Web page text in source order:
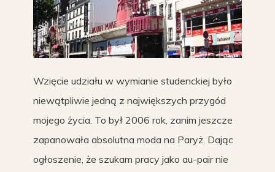
Wzięcie udziału w wymianie studenckiej było
niewątpliwie jedną z największych przygód
mojego życia. To był 2006 rok, zanim jeszcze
zapanowała absolutna moda na Paryż. Dając
ogłoszenie, że szukam pracy jako au-pair nie